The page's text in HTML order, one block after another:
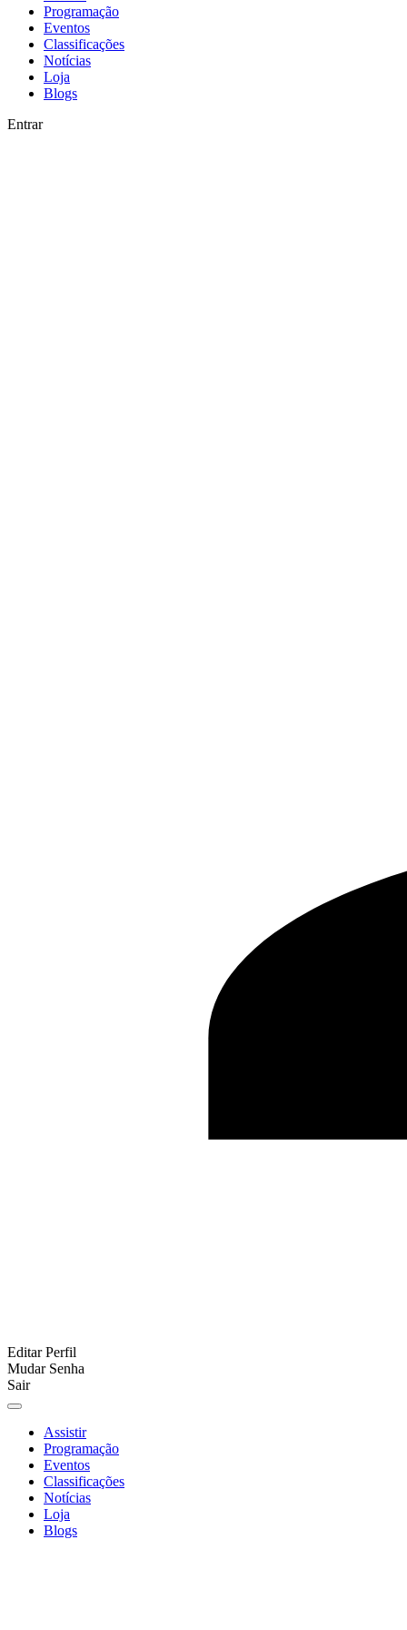
Programação
Eventos
Classificações
Notícias
Loja
Blogs
Entrar
Editar Perfil
Mudar Senha
Sair
Assistir
Programação
Eventos
Classificações
Notícias
Loja
Blogs